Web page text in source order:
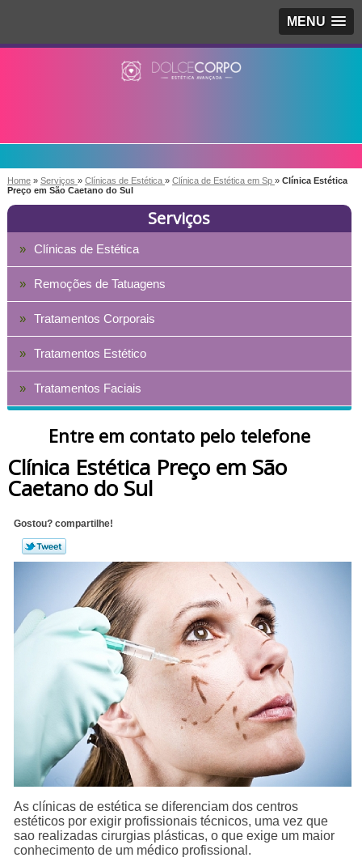
MENU
Home » Serviços » Clínicas de Estética » Clínica de Estética em Sp » Clínica Estética
Preço em São Caetano do Sul
Serviços
Clínicas de Estética
Remoções de Tatuagens
Tratamentos Corporais
Tratamentos Estético
Tratamentos Faciais
Entre em contato pelo telefone
Clínica Estética Preço em São
Caetano do Sul
Gostou? compartilhe!
As clínicas de estética se diferenciam dos centros
estéticos por exigir profissionais técnicos, uma vez que
sao realizadas cirurgias plásticas, o que exige um maior
conhecimento de um médico profissional.